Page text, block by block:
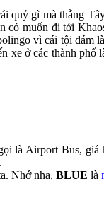
quỷ gì mà thằng
muốn đi tới
vì cái tội dám
ở các thành phố
là Airport Bus,
Nhớ nha, BLUE là